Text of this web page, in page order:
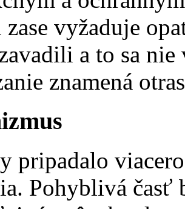
vyžaduje
a to sa
znamená
pripadalo
Pohyblivá časť